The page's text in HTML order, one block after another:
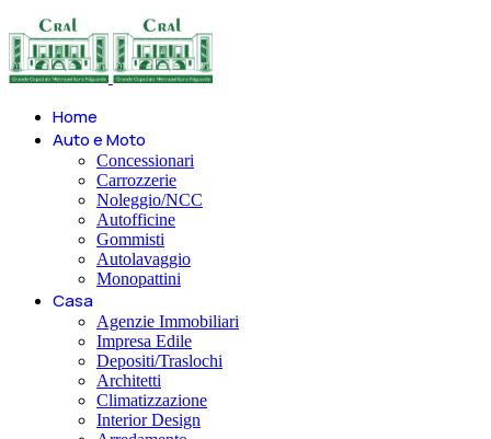
Home
Auto e Moto
Concessionari
Carrozzerie
Noleggio/NCC
Autofficine
Gommisti
Autolavaggio
Monopattini
Casa
Agenzie Immobiliari
Impresa Edile
Depositi/Traslochi
Architetti
Climatizzazione
Interior Design